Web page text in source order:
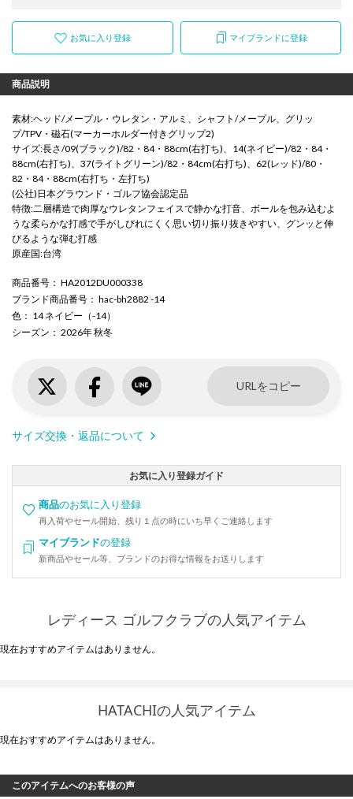
お気に入り登録 マイブランドに登録
商品説明
素材:ヘッド/メープル・ウレタン・アルミ、シャフト/メープル、グリッ
プ/TPV・磁石(マーカーホルダー付きグリップ2)
サイズ:長さ/09(ブラック)/82・84・88cm(右打ち)、14(ネイビー)/82・84・
88cm(右打ち)、37(ライトグリーン)/82・84cm(右打ち)、62(レッド)/80・
82・84・88cm(右打ち・左打ち)
(公社)日本グラウンド・ゴルフ協会認定品
特徴:二層構造で肉厚なウレタンフェイスで静かな打音、ボールを包み込むよ
うな柔らかな打感で手がしびれにくく思い切り振り抜きやすい、グンッと伸
びるような弾む打感
原産国:台湾
商品番号 ： HA2012DU000338
ブランド商品番号 ： hac-bh2882 -14
色 ： 14 ネイビー（-14）
シーズン ： 2026年 秋冬
URLをコピー
サイズ交換・返品について
お気に入り登録ガイド
商品のお気に入り登録
再入荷やセール開始、残り１点の時にいち早くご連絡します
マイブランドの登録
新商品やセール等、ブランドのお得な情報をお送りします
レディース ゴルフクラブの人気アイテム
現在おすすめアイテムはありません。
HATACHIの人気アイテム
現在おすすめアイテムはありません。
このアイテムへのお客様の声